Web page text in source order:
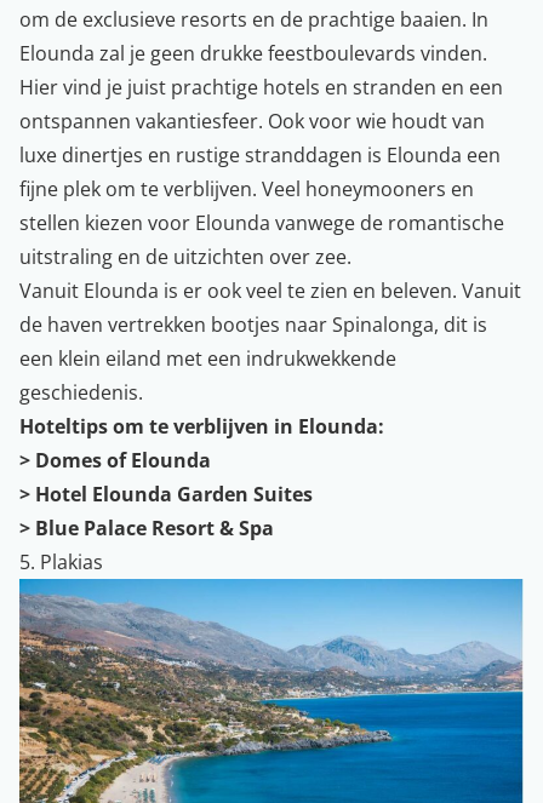
om de exclusieve resorts en de prachtige baaien. In
Elounda zal je geen drukke feestboulevards vinden.
Hier vind je juist prachtige hotels en stranden en een
ontspannen vakantiesfeer. Ook voor wie houdt van
luxe dinertjes en rustige stranddagen is Elounda een
fijne plek om te verblijven. Veel honeymooners en
stellen kiezen voor Elounda vanwege de romantische
uitstraling en de uitzichten over zee.
Vanuit Elounda is er ook veel te zien en beleven. Vanuit
de haven vertrekken bootjes naar Spinalonga, dit is
een klein eiland met een indrukwekkende
geschiedenis.
Hoteltips om te verblijven in Elounda:
> Domes of Elounda
> Hotel Elounda Garden Suites
> Blue Palace Resort & Spa
5. Plakias